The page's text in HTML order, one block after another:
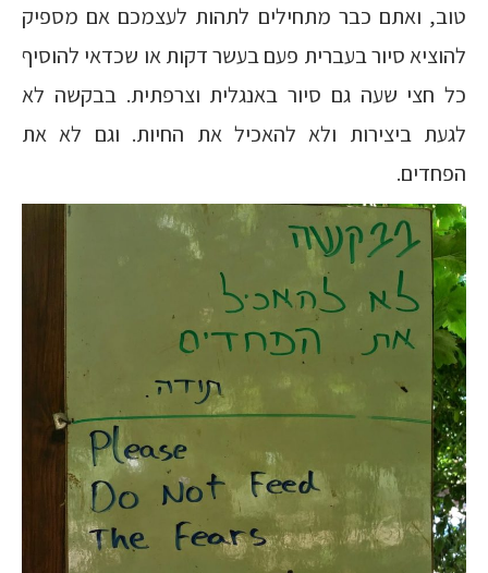
טוב, ואתם כבר מתחילים לתהות לעצמכם אם מספיק
להוציא סיור בעברית פעם בעשר דקות או שכדאי להוסיף
כל חצי שעה גם סיור באנגלית וצרפתית. בבקשה לא
לגעת ביצירות ולא להאכיל את החיות. וגם לא את
הפחדים.